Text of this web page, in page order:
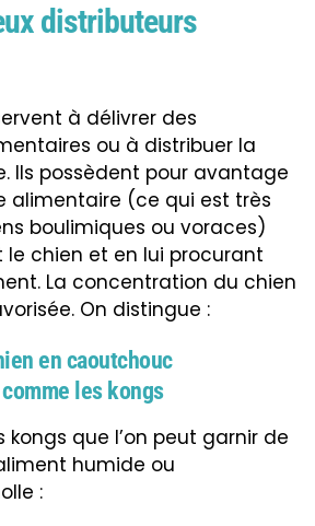
distributeurs
à délivrer des
ou à distribuer la
Ils possèdent pour avantage
alimentaire (ce qui est très
boulimiques ou voraces)
chien et en lui procurant
La concentration du chien
On distingue :
en caoutchouc
les kongs
kongs que l’on peut garnir de
humide ou
: